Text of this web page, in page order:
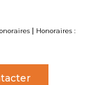
| Honoraires :